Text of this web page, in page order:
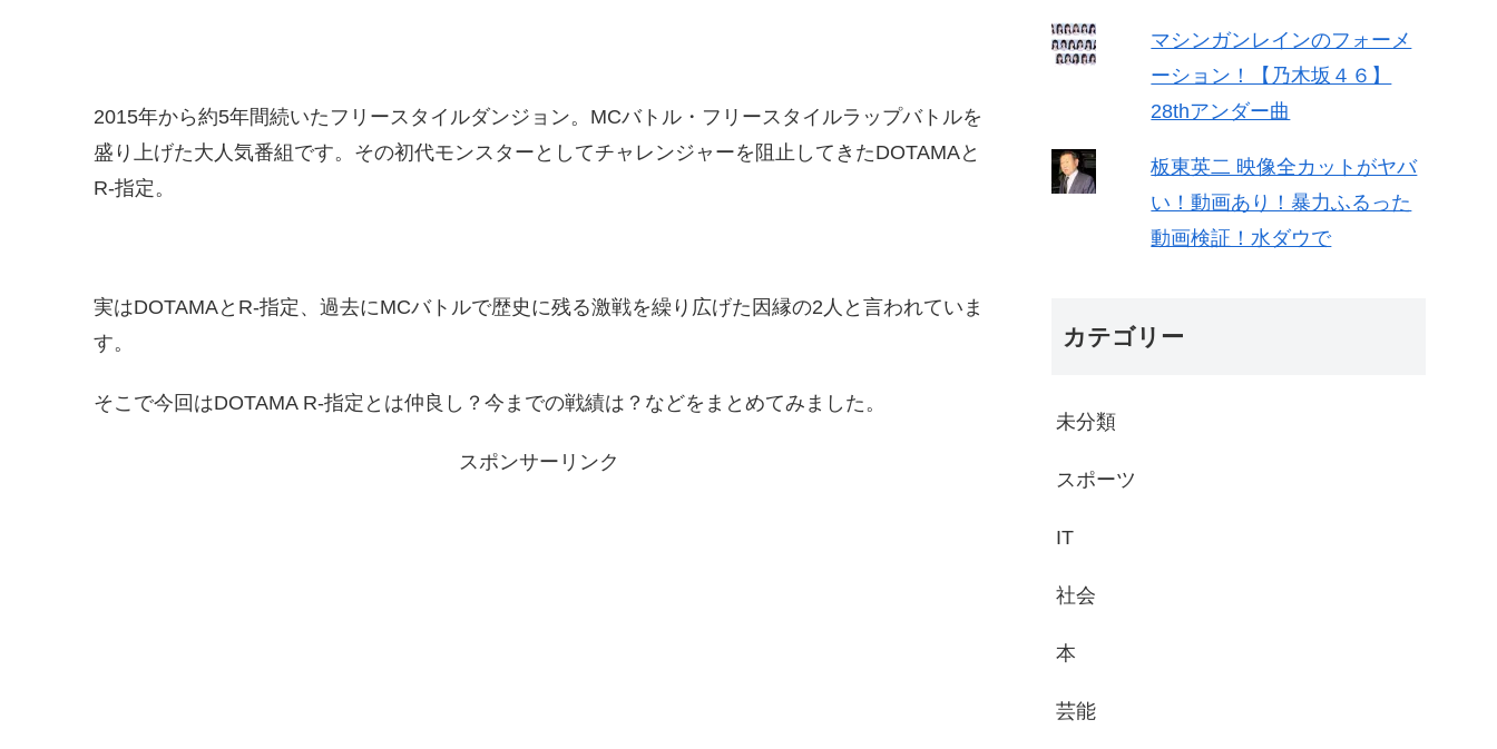
2015年から約5年間続いたフリースタイルダンジョン。MCバトル・フリースタイルラップバトルを
盛り上げた大人気番組です。その初代モンスターとしてチャレンジャーを阻止してきたDOTAMAと
R-指定。
実はDOTAMAとR-指定、過去にMCバトルで歴史に残る激戦を繰り広げた因縁の2人と言われていま
す。
そこで今回はDOTAMA R-指定とは仲良し？今までの戦績は？などをまとめてみました。
スポンサーリンク
マシンガンレインのフォーメ
ーション！【乃木坂４６】
28thアンダー曲
板東英二 映像全カットがヤバ
い！動画あり！暴力ふるった
動画検証！水ダウで
カテゴリー
未分類
スポーツ
IT
社会
本
芸能